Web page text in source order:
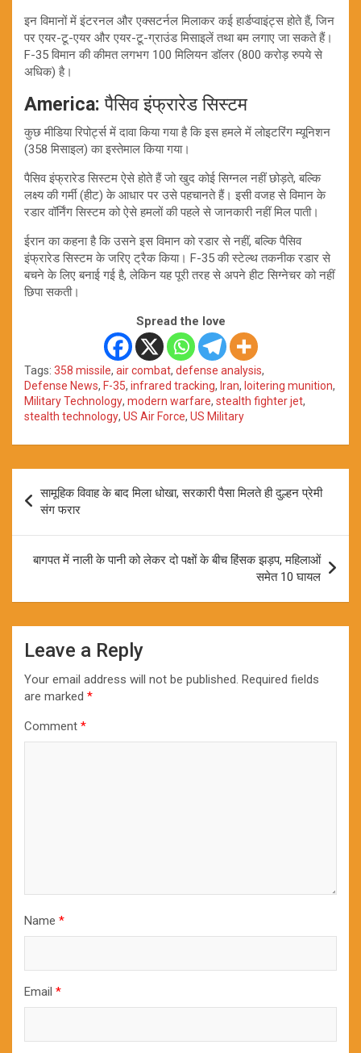
इन विमानों में इंटरनल और एक्सटर्नल मिलाकर कई हार्डप्वाइंट्स होते हैं, जिन
पर एयर-टू-एयर और एयर-टू-ग्राउंड मिसाइलें तथा बम लगाए जा सकते हैं।
F-35 विमान की कीमत लगभग 100 मिलियन डॉलर (800 करोड़ रुपये से
अधिक) है।
America:पैसिव इंफ्रारेड सिस्टम
कुछ मीडिया रिपोर्ट्स में दावा किया गया है कि इस हमले में लोइटरिंग म्यूनिशन
(358 मिसाइल) का इस्तेमाल किया गया।
पैसिव इंफ्रारेड सिस्टम ऐसे होते हैं जो खुद कोई सिग्नल नहीं छोड़ते, बल्कि
लक्ष्य की गर्मी (हीट) के आधार पर उसे पहचानते हैं। इसी वजह से विमान के
रडार वॉर्निंग सिस्टम को ऐसे हमलों की पहले से जानकारी नहीं मिल पाती।
ईरान का कहना है कि उसने इस विमान को रडार से नहीं, बल्कि पैसिव
इंफ्रारेड सिस्टम के जरिए ट्रैक किया। F-35 की स्टेल्थ तकनीक रडार से
बचने के लिए बनाई गई है, लेकिन यह पूरी तरह से अपने हीट सिग्नेचर को नहीं
छिपा सकती।
Spread the love
Tags: 358 missile, air combat, defense analysis,
Defense News, F-35, infrared tracking, Iran, loitering munition,
Military Technology, modern warfare, stealth fighter jet,
stealth technology, US Air Force, US Military
navigation
सामूहिक विवाह के बाद मिला धोखा, सरकारी पैसा मिलते ही दुल्हन प्रेमी
संग फरार
बागपत में नाली के पानी को लेकर दो पक्षों के बीच हिंसक झड़प, महिलाओं
समेत 10 घायल
Leave a Reply
Your email address will not be published. Required fields
are marked *
Comment *
Name *
Email *